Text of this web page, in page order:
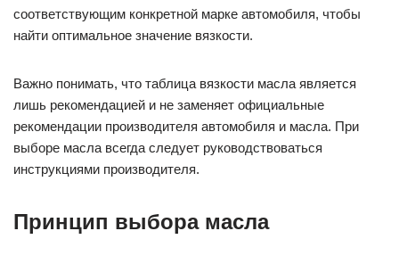
соответствующим конкретной марке автомобиля, чтобы
найти оптимальное значение вязкости.
Важно понимать, что таблица вязкости масла является
лишь рекомендацией и не заменяет официальные
рекомендации производителя автомобиля и масла. При
выборе масла всегда следует руководствоваться
инструкциями производителя.
Принцип выбора масла